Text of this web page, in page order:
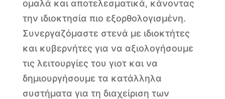
ομαλά και αποτελεσματικά, κάνοντας
την ιδιοκτησία πιο εξορθολογισμένη.
Συνεργαζόμαστε στενά με ιδιοκτήτες
και κυβερνήτες για να αξιολογήσουμε
τις λειτουργίες του γιοτ και να
δημιουργήσουμε τα κατάλληλα
συστήματα για τη διαχείριση των